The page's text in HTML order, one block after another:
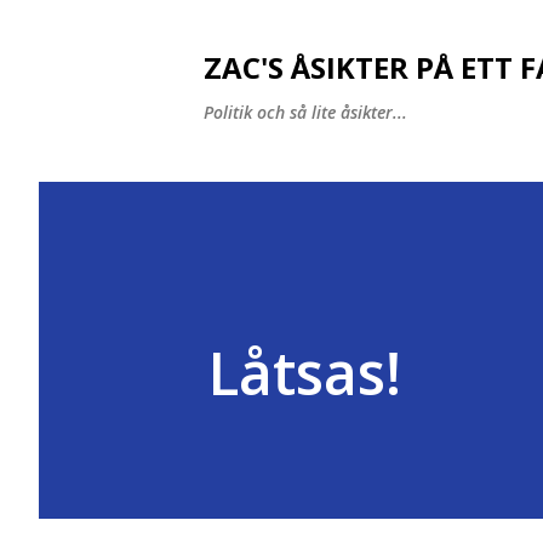
ZAC'S ÅSIKTER PÅ ETT
Politik och så lite åsikter...
Låtsas!